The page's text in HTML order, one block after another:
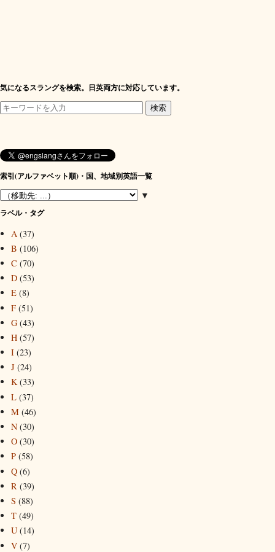
気になるスラングを検索。日英両方に対応しています。
索引(アルファベット順)・国、地域別英語一覧
▼
ラベル・タグ
A (37)
B (106)
C (70)
D (53)
E (8)
F (51)
G (43)
H (57)
I (23)
J (24)
K (33)
L (37)
M (46)
N (30)
O (30)
P (58)
Q (6)
R (39)
S (88)
T (49)
U (14)
V (7)